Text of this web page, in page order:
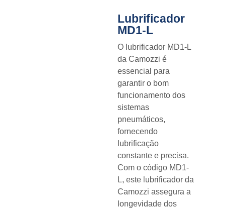
Lubrificador
MD1-L
O lubrificador MD1-L
da Camozzi é
essencial para
garantir o bom
funcionamento dos
sistemas
pneumáticos,
fornecendo
lubrificação
constante e precisa.
Com o código MD1-
L, este lubrificador da
Camozzi assegura a
longevidade dos